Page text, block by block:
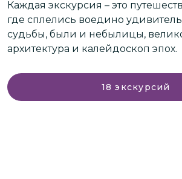
Каждая экскурсия – это
где сплелись воедино
судьбы, были и небылицы,
архитектура и калейдоскоп эпох.
18 экскурсий